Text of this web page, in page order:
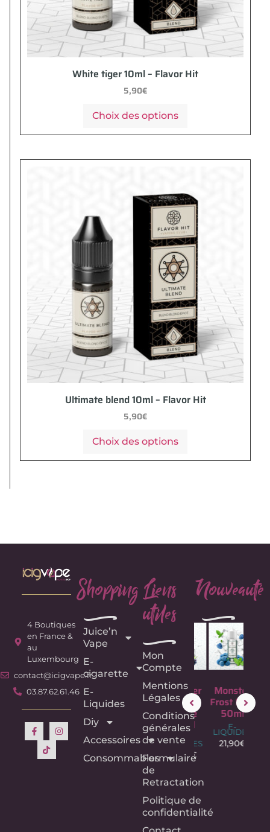
White tiger 10ml – Flavor Hit
5,90€
Choix des options
Ultimate blend 10ml – Flavor Hit
5,90€
Choix des options
4 Boutiques
en France &
au
Luxembourg
contact@icigvape.fr
03.87.62.61.46
Shopping
e
Juice’n
Vape
E-
cigarette
E-
Liquides
Diy
Accessoires
Consommables
Liens
utiles
e
Mon
Compte
Mentions
Légales
Conditions
générales
de vente
Formulaire
de
Retractation
Politique de
confidentialité
Nouveauté
e
Dragon –
Crazy
Labs –
LIQUIDES
Monster
Frost
Purple
50ml
E-
LIQUIDES
21,90€
Monster
Frost Blue
50ml
LIQUIDES
21,90€